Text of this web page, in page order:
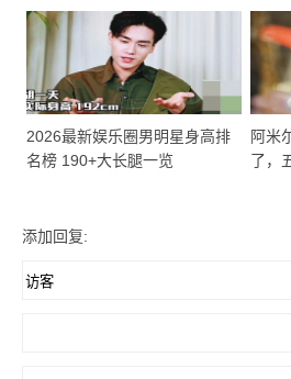
作，从来不是意外
2026最新娱乐圈男明星身高排
名榜 190+大长腿一览
阿米
了，
添加回复: